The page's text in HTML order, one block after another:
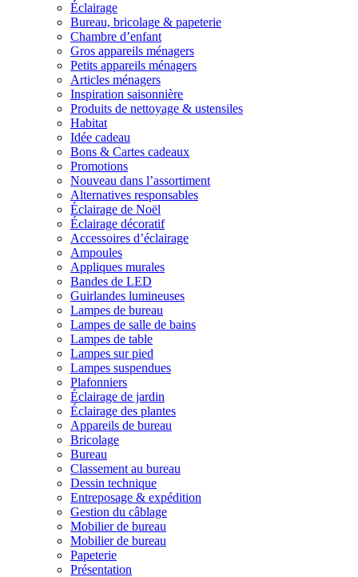
Éclairage
Bureau, bricolage & papeterie
Chambre d’enfant
Gros appareils ménagers
Petits appareils ménagers
Articles ménagers
Inspiration saisonnière
Produits de nettoyage & ustensiles
Habitat
Idée cadeau
Bons & Cartes cadeaux
Promotions
Nouveau dans l’assortiment
Alternatives responsables
Éclairage de Noël
Éclairage décoratif
Accessoires d’éclairage
Ampoules
Appliques murales
Bandes de LED
Guirlandes lumineuses
Lampes de bureau
Lampes de salle de bains
Lampes de table
Lampes sur pied
Lampes suspendues
Plafonniers
Éclairage de jardin
Éclairage des plantes
Appareils de bureau
Bricolage
Bureau
Classement au bureau
Dessin technique
Entreposage & expédition
Gestion du câblage
Mobilier de bureau
Mobilier de bureau
Papeterie
Présentation